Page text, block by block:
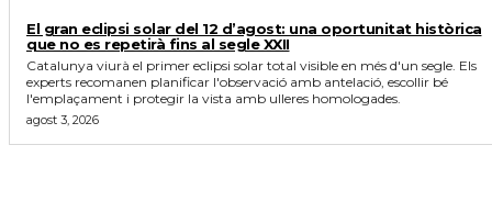
El gran eclipsi solar del 12 d’agost: una oportunitat històrica
que no es repetirà fins al segle XXII
Catalunya viurà el primer eclipsi solar total visible en més d'un segle. Els
experts recomanen planificar l'observació amb antelació, escollir bé
l'emplaçament i protegir la vista amb ulleres homologades.
agost 3, 2026